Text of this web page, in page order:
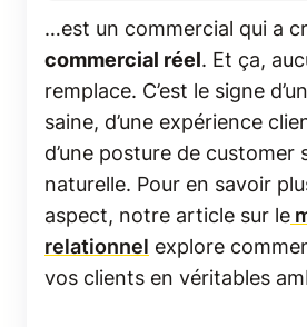
…est un commercial qui a
commercial réel. Et ça,
remplace. C’est le signe
saine, d’une expérience
d’une posture de customer
naturelle. Pour en savoir
aspect, notre article sur le
relationnel explore
vos clients en véritables